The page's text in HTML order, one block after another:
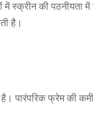
स्क्रीन की पठनीयता
है।
पारंपरिक फ्रेम की कमी